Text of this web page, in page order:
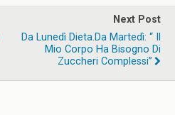
Next Post
Da Lunedì Dieta.Da Martedì: “ Il
Mio Corpo Ha Bisogno Di
Zuccheri Complessi”